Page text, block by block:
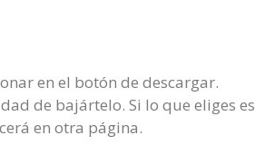
en el botón de descargar.
de bajártelo. Si lo que eliges es
en otra página.